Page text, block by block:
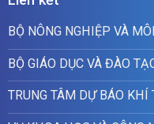
BỘ NÔNG NGHIỆP VÀ
BỘ GIÁO DỤC VÀ ĐÀO
TRUNG TÂM DỰ BÁO KHÍ